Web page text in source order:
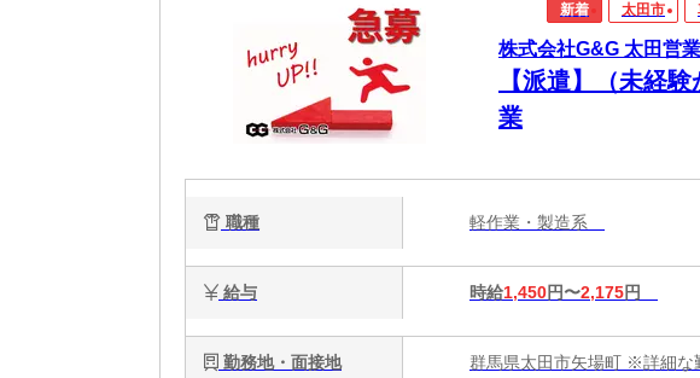
新着 太田市
株式会社G&G 太田営
【派遣】（未経
業
職種 軽作業・製造系
給与 時給1,450円〜2,175円
勤務地・面接地
群馬県太田市矢場町 ※詳細な